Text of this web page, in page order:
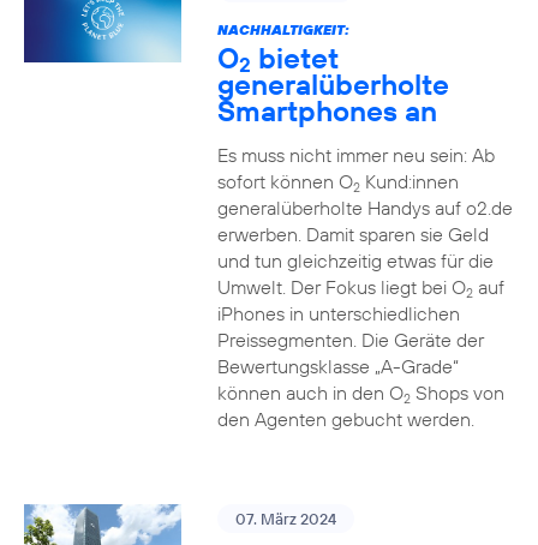
NACHHALTIGKEIT:
O2 bietet
generalüberholte
Smartphones an
Es muss nicht immer neu sein: Ab
sofort können O2Kund:innen
generalüberholte Handys auf o2.de
erwerben. Damit sparen sie Geld
und tun gleichzeitig etwas für die
Umwelt. Der Fokus liegt bei O2auf
iPhones in unterschiedlichen
Preissegmenten. Die Geräte der
Bewertungsklasse „A-Grade“
können auch in den O2Shops von
den Agenten gebucht werden.
07. März 2024